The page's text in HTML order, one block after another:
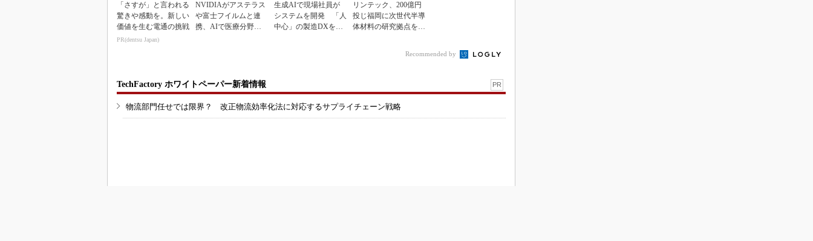
「さすが」と言われる
驚きや感動を。新しい
価値を生む電通の挑戦
PR(dentsu Japan)
NVIDIAがアステラス
や富士フイルムと連
携、AIで医療分野支
生成AIで現場社員が
システムを開発 「人
中心」の製造DXを自
リンテック、200億円
投じ福岡に次世代半導
体材料の研究拠点を開
Recommended by
TechFactory ホワイトペーパー新着情報 PR
物流部門任せでは限界？ 改正物流効率化法に対応するサプライチェーン戦略